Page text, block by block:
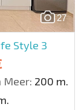
27
Style 3
Meer: 200 m.